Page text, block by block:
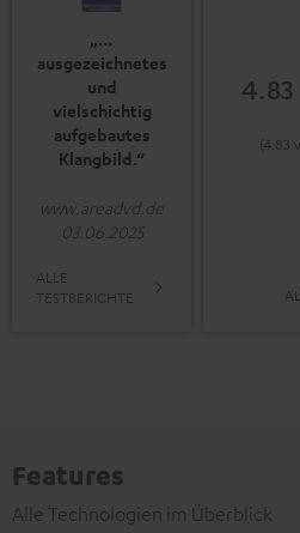
„…
ausgezeichnetes
und
vielschichtig
aufgebautes
Klangbild.“
www.areadvd.de
03.06.2025
ALLE
TESTBERICHTE
4.83
(4.83
Features
Alle Technologien im Überblick